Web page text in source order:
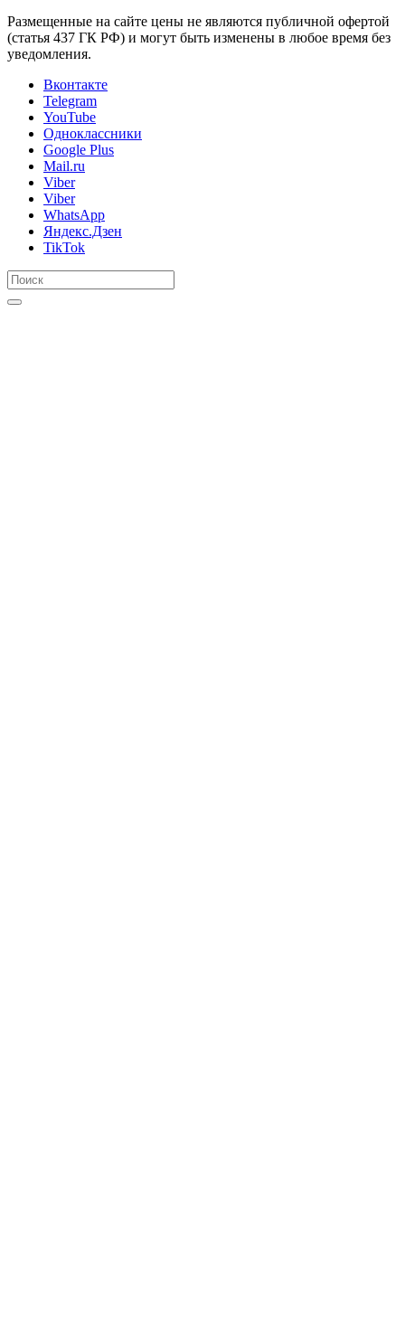
Размещенные на сайте цены не являются публичной офертой
(статья 437 ГК РФ) и могут быть изменены в любое время без
уведомления.
Вконтакте
Telegram
YouTube
Одноклассники
Google Plus
Mail.ru
Viber
Viber
WhatsApp
Яндекс.Дзен
TikTok